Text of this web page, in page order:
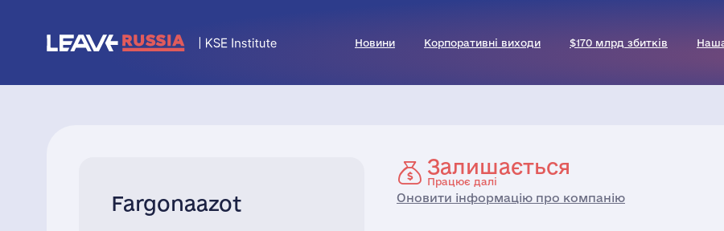
Новини Корпоративні виходи $170 млрд збитків
Fargonaazot
Залишається
Працює далі
Оновити інформацію про компанію